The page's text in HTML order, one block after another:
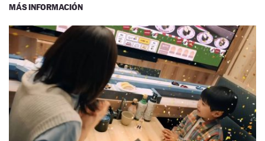
MÁS INFORMACIÓN